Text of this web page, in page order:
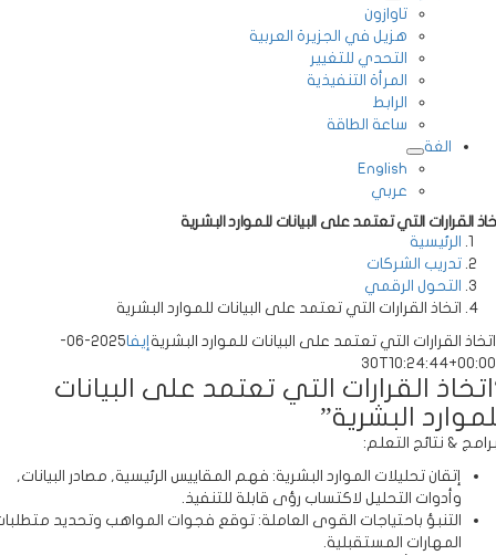
تاوازون
هزيل في الجزيرة العربية
التحدي للتغيير
المرأة التنفيذية
الرابط
ساعة الطاقة
الغة
English
عربي
القرارات التي تعتمد على البيانات للموارد البشرية
الرئيسية
تدريب الشركات
التحول الرقمي
اتخاذ القرارات التي تعتمد على البيانات للموارد البشرية
القرارات التي تعتمد على البيانات للموارد البشريةإيفا
2025-06-
القرارات التي تعتمد على البيانات
البشرية”
& نتائج التعلم:
إتقان تحليلات الموارد البشرية: فهم المقاييس الرئيسية, مصادر البيانات,
وأدوات التحليل لاكتساب رؤى قابلة للتنفيذ.
التنبؤ باحتياجات القوى العاملة: توقع فجوات المواهب وتحديد متطلبات
المهارات المستقبلية.